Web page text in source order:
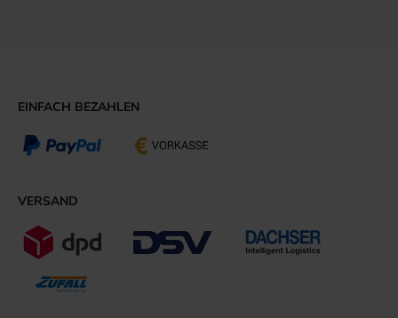
EINFACH BEZAHLEN
VERSAND